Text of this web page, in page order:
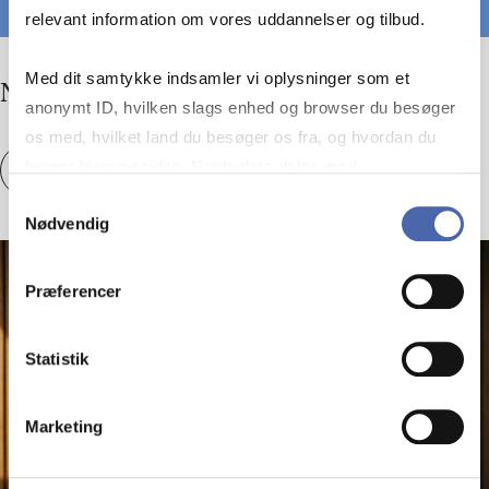
relevant information om vores uddannelser og tilbud.
Med dit samtykke indsamler vi oplysninger som et
anonymt ID, hvilken slags enhed og browser du besøger
os med, hvilket land du besøger os fra, og hvordan du
markedsføring. Du bestemmer selv - og kan altid trække
Nødvendig
Præferencer
Statistik
Marketing
No com­pany is an is­land